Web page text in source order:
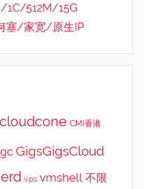
512M/15G
塞/家宽/原生IP
cloudcone CMI香港
GigsGigsCloud
v.ps vmshell 不限